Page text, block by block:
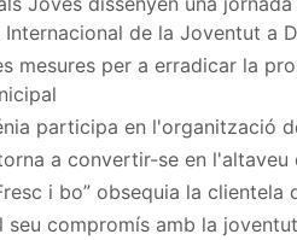
de la Joventut a
mesures per a erradicar la
participa en l'organització
torna a convertir-se en
i bo” obsequia la
seu compromís amb la